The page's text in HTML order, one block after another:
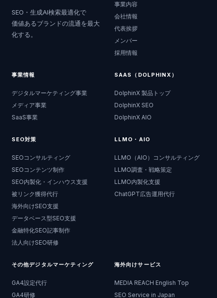
SEO・生成AI検索最適化で
価値あるブランドの流通を最大
化する。
事業内容
会社情報
代表挨拶
メンバー
採用情報
事業情報
デジタルマーケティング事業
メディア事業
SaaS事業
SAAS（DOLPHINX）
DolphinX 製品トップ
DolphinX SEO
DolphinX AIO
SEO対策
SEOコンサルティング
SEOコンテンツ制作
SEO内製化・インハウス支援
被リンク獲得代行
海外向けSEO支援
データベース型SEO支援
金融特化SEO記事制作
法人向けSEO研修
LLMO・AIO
LLMO（AIO）コンサルティング
LLMO調査・戦略策定
LLMO内製化支援
ChatGPT広告運用代行
その他デジタルマーケティング
GA4設定代行
GA4研修
海外向けサービス
MEDIA REACH English Top
SEO Service in Japan